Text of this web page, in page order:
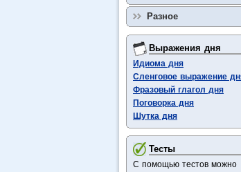
Разное
Выражения дня
Идиома дня
Сленговое выражение
Фразовый глагол дня
Поговорка дня
Шутка дня
Тесты
С помощью тестов можно